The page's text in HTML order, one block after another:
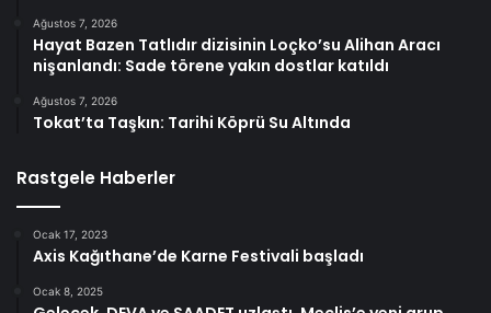
Ağustos 7, 2026
Hayat Bazen Tatlıdır dizisinin Loçko’su Alihan Aracı
nişanlandı: Sade törene yakın dostlar katıldı
Ağustos 7, 2026
Tokat’ta Taşkın: Tarihi Köprü Su Altında
Rastgele Haberler
Ocak 17, 2023
Axis Kağıthane’de Karne Festivali başladı
Ocak 8, 2025